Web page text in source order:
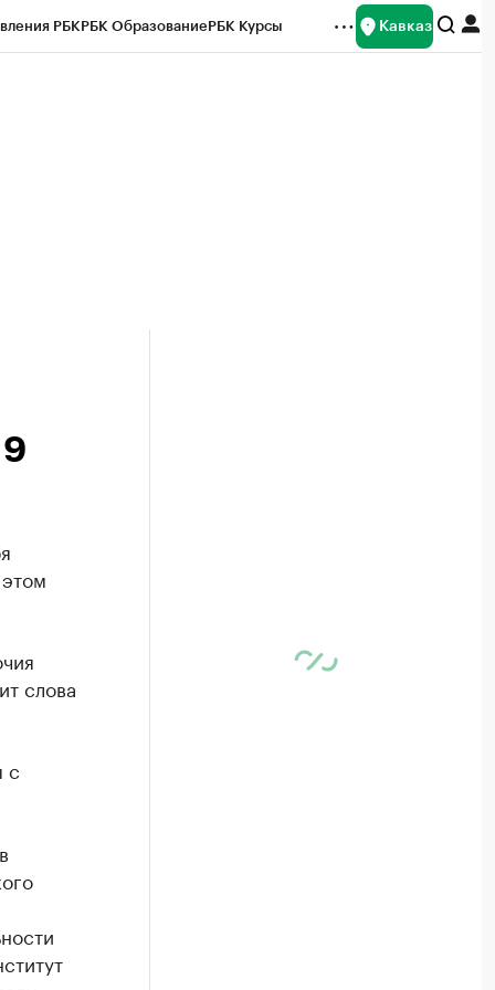
РБКРБК ОбразованиеРБК Курсы Кавказ
слова
с